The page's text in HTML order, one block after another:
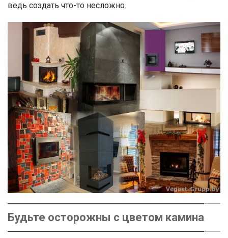
ведь создать что-то несложно.
Будьте осторожны с цветом камина